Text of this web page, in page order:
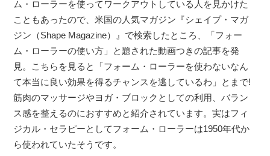
ム・ローラーを使ってワークアウトしている人を見かけた
こともあったので、米国の人気マガジン『シェイプ・マガ
ジン（Shape Magazine）』で検索したところ、「フォー
ム・ローラーの使い方」と題された動画つきの記事を発
見。こちらを見ると「フォーム・ローラーを使わないなん
て本当に良い効果を得るチャンスを逃しているわ」とまで!
筋肉のマッサージやヨガ・ブロックとしての利用、バラン
ス感を整えるのにおすすめと紹介されています。実はフィ
ジカル・セラピーとしてフォーム・ローラーは1950年代か
ら使われていたそうです。